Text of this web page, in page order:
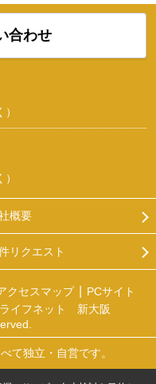
合わせ
概要
リクエスト
クセスマップ
PCサイト
イフネット 新大阪
て独立・自営です。